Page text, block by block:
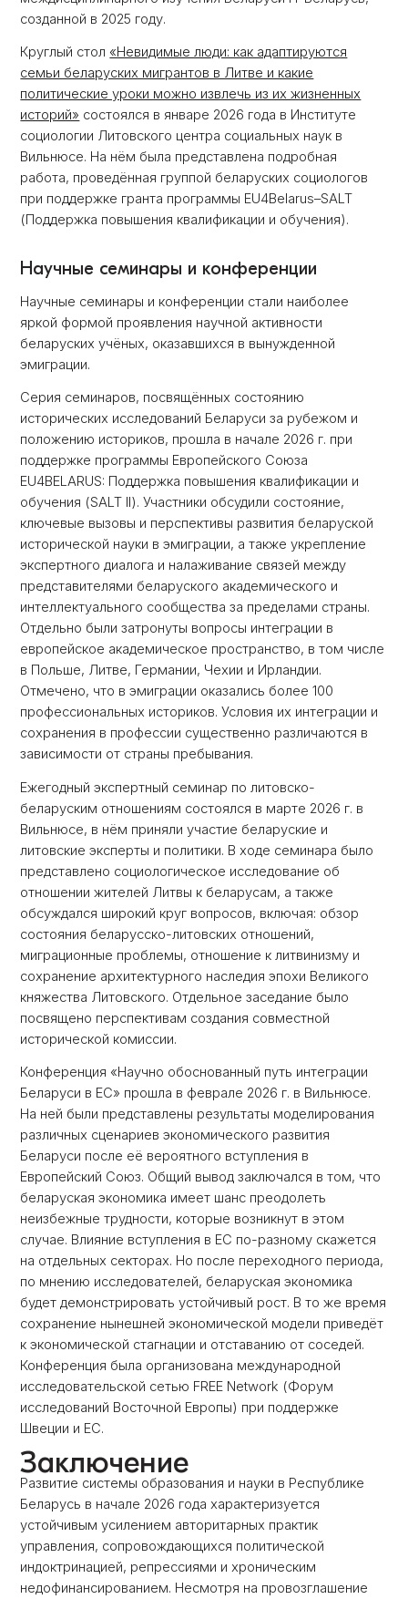
созданной в 2025 году.
Круглый стол «Невидимые люди: как адаптируются
семьи беларуских мигрантов в Литве и какие
политические уроки можно извлечь из их жизненных
историй» состоялся в январе 2026 года в Институте
социологии Литовского центра социальных наук в
Вильнюсе. На нём была представлена подробная
работа, проведённая группой беларуских социологов
при поддержке гранта программы EU4Belarus–SALT
(Поддержка повышения квалификации и обучения).
Научные семинары и конференции
Научные семинары и конференции стали наиболее
яркой формой проявления научной активности
беларуских учёных, оказавшихся в вынужденной
эмиграции.
Серия семинаров, посвящённых состоянию
исторических исследований Беларуси за рубежом и
положению историков, прошла в начале 2026 г. при
поддержке программы Европейского Союза
EU4BELARUS: Поддержка повышения квалификации и
обучения (SALT II). Участники обсудили состояние,
ключевые вызовы и перспективы развития беларуской
исторической науки в эмиграции, а также укрепление
экспертного диалога и налаживание связей между
представителями беларуского академического и
интеллектуального сообщества за пределами страны.
Отдельно были затронуты вопросы интеграции в
европейское академическое пространство, в том числе
в Польше, Литве, Германии, Чехии и Ирландии.
Отмечено, что в эмиграции оказались более 100
профессиональных историков. Условия их интеграции и
сохранения в профессии существенно различаются в
зависимости от страны пребывания.
Ежегодный экспертный семинар по литовско-
беларуским отношениям состоялся в марте 2026 г. в
Вильнюсе, в нём приняли участие беларуские и
литовские эксперты и политики. В ходе семинара было
представлено социологическое исследование об
отношении жителей Литвы к беларусам, а также
обсуждался широкий круг вопросов, включая: обзор
состояния беларусско-литовских отношений,
миграционные проблемы, отношение к литвинизму и
сохранение архитектурного наследия эпохи Великого
княжества Литовского. Отдельное заседание было
посвящено перспективам создания совместной
исторической комиссии.
Конференция «Научно обоснованный путь интеграции
Беларуси в ЕС» прошла в феврале 2026 г. в Вильнюсе.
На ней были представлены результаты моделирования
различных сценариев экономического развития
Беларуси после её вероятного вступления в
Европейский Союз. Общий вывод заключался в том, что
беларуская экономика имеет шанс преодолеть
неизбежные трудности, которые возникнут в этом
случае. Влияние вступления в ЕС по-разному скажется
на отдельных секторах. Но после переходного периода,
по мнению исследователей, беларуская экономика
будет демонстрировать устойчивый рост. В то же время
сохранение нынешней экономической модели приведёт
к экономической стагнации и отставанию от соседей.
Конференция была организована международной
исследовательской сетью FREE Network (Форум
исследований Восточной Европы) при поддержке
Швеции и ЕС.
Заключение
Развитие системы образования и науки в Республике
Беларусь в начале 2026 года характеризуется
устойчивым усилением авторитарных практик
управления, сопровождающихся политической
индоктринацией, репрессиями и хроническим
недофинансированием. Несмотря на провозглашение